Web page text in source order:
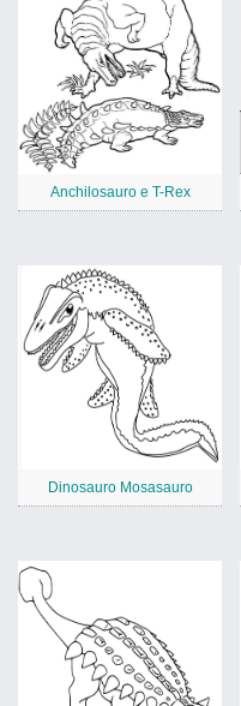
Anchilosauro e T-Rex
Dinosauro Mosasauro